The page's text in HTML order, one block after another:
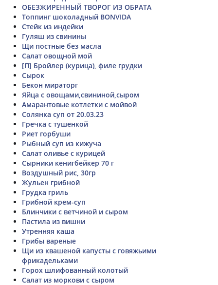
ОБЕЗЖИРЕННЫЙ ТВОРОГ ИЗ ОБРАТА
Топпинг шоколадный BONVIDA
Стейк из индейки
Гуляш из свинины
Щи постные без масла
Салат овощной мой
[П] Бройлер (курица), филе грудки
Сырок
Бекон мираторг
Яйца с овощами,свининой,сыром
Амарантовые котлетки с мойвой
Солянка суп от 20.03.23
Гречка с тушенкой
Риет горбуши
Рыбный суп из кижуча
Салат оливье с курицей
Сырники кенигбейкер 70 г
Воздушный рис, 30гр
Жульен грибной
Грудка гриль
Грибной крем-суп
Блинчики с ветчиной и сыром
Пастила из вишни
Утренняя каша
Грибы вареные
Щи из квашеной капусты с говяжьими
фрикадельками
Горох шлифованный колотый
Салат из моркови с сыром